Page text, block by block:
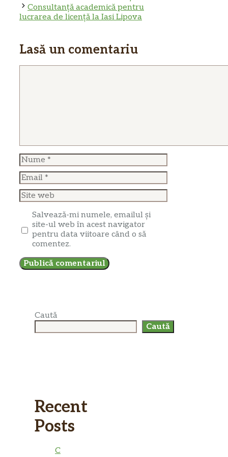
Consultanță academică pentru
lucrarea de licență la Iasi Lipova
Lasă un comentariu
Nume
Email
Site
web
Salvează-mi numele, emailul și
site-ul web în acest navigator
pentru data viitoare când o să
comentez.
Caută
Caută
Recent
Posts
C